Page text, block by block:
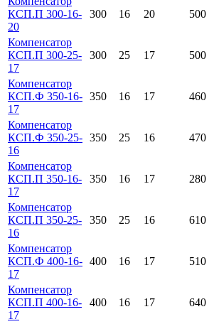
КСП.П 300-16-
20
300 16 20 500
Компенсатор
КСП.П 300-25-
17
300 25 17 500
Компенсатор
КСП.Ф 350-16-
17
350 16 17 460
Компенсатор
КСП.Ф 350-25-
16
350 25 16 470
Компенсатор
КСП.П 350-16-
17
350 16 17 280
Компенсатор
КСП.П 350-25-
16
350 25 16 610
Компенсатор
КСП.Ф 400-16-
17
400 16 17 510
Компенсатор
КСП.П 400-16-
17
400 16 17 640